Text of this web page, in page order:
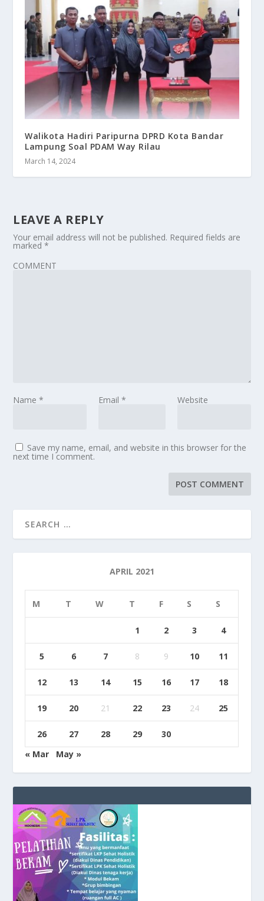
Walikota Hadiri Paripurna DPRD Kota Bandar
Lampung Soal PDAM Way Rilau
March 14, 2024
LEAVE A REPLY
Your email address will not be published. Required fields are
marked*
COMMENT
Name* Email * Website
Save my name, email, and website in this browser for the
next time I comment.
APRIL 2021
M T W T F S S
1 2 3 4
5 6 7 8 9 10 11
12 13 14 15 16 17 18
19 20 21 22 23 24 25
26 27 28 29
30
« Mar
May »